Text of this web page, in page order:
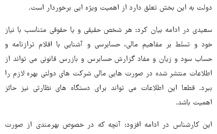
دولت به این بخش تعلق دارد از اهمیت ویژه ایی برخوردار است.
سعیدی در ادامه بیان کرد: هر شخص حقیقی و یا حقوقی متناسب با نیاز
خود و تسلط بر مفاهیم مالی، حسابرسی و آشنایی با اقلام ترازنامه و
حساب سود و زیان و مفاد گزارش حسابرس و بازرس قانونی می تواند از
اطلاعات منتشر شده در صورت هایی مالی شرکت های دولتی بهره لازم را
ببرد. قطعا این اطلاعات می تواند برای دستگاه های نظارتی نیز حائز
اهمیت باشد.
این کارشناس در ادامه افزود: آنچه که در خصوص بهرمندی از صورت